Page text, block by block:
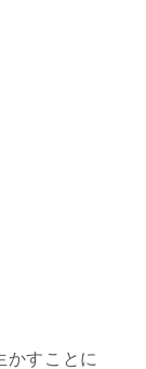
かすことに